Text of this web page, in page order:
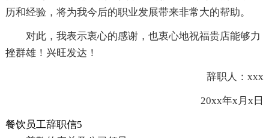
历和经验，将为我今后的职业发展带来非常大的帮助。
对此，我表示衷心的感谢，也衷心地祝福贵店能够力
挫群雄！兴旺发达！
辞职人：xxx
20xx年x月x日
餐饮员工辞职信5